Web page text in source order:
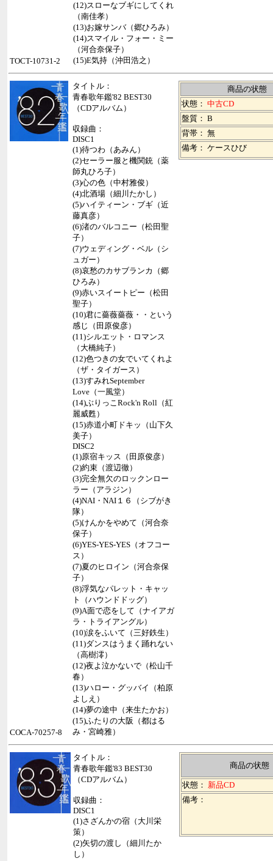
(12)スローなブギにしてくれ
（南佳孝）
(13)お嫁サンバ（郷ひろみ）
(14)スマイル・フォー・ミー
（河合奈保子）
(15)E気持（沖田浩之）
TOCT-10731-2
タイトル：
青春歌年鑑'82 BEST30
（CDアルバム）
収録曲：
DISC1
(1)待つわ（あみん）
(2)セーラー服と機関銃（薬
師丸ひろ子）
(3)心の色（中村雅俊）
(4)北酒場（細川たかし）
(5)ハイティーン・ブギ（近
藤真彦）
(6)渚のバルコニー（松田聖
子）
(7)ウェディング・ベル（シ
ュガー）
(8)哀愁のカサブランカ（郷
ひろみ）
(9)赤いスイートピー（松田
聖子）
(10)君に薔薇薔薇・・という
感じ（田原俊彦）
(11)シルエット・ロマンス
（大橋純子）
(12)色つきの女でいてくれよ
（ザ・タイガース）
(13)すみれSeptember
Love（一風堂）
(14)ぶりっこRock'n Roll（紅
麗威甦）
(15)赤道小町ドキッ（山下久
美子）
DISC2
(1)原宿キッス（田原俊彦）
(2)約束（渡辺徹）
(3)完全無欠のロックンロー
ラー（アラジン）
(4)NAI・NAI１６（シブがき
隊）
(5)けんかをやめて（河合奈
保子）
(6)YES-YES-YES（オフコー
ス）
(7)夏のヒロイン（河合奈保
子）
(8)浮気なパレット・キャッ
ト（ハウンドドッグ）
(9)A面で恋をして（ナイアガ
ラ・トライアングル）
(10)涙をふいて（三好鉄生）
(11)ダンスはうまく踊れない
（高樹澪）
(12)夜よ泣かないで（松山千
春）
(13)ハロー・グッバイ（柏原
よしえ）
(14)夢の途中（来生たかお）
(15)ふたりの大阪（都はる
み・宮崎雅）
商品の状態
状態： 中古CD
盤質： B
背帯： 無
備考： ケースひび
COCA-70257-8
タイトル：
青春歌年鑑'83 BEST30
（CDアルバム）
収録曲：
DISC1
(1)さざんかの宿（大川栄
策）
(2)矢切の渡し（細川たか
し）
商品の状態
状態： 新品CD
備考：